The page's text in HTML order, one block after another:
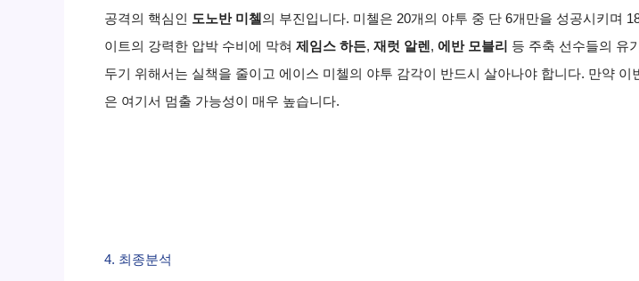
공격의 핵심인 도노반 미첼 의 부진입니다. 미첼은 20개의 야투 중 단 6개만을 성공시키며
이트의 강력한 압박 수비에 막혀 제임스 하든, 재럿 알렌, 에반 모블리 등 주축 선수들의 유
두기 위해서는 실책을 줄이고 에이스 미첼의 야투 감각이 반드시 살아나야 합니다. 만약
은 여기서 멈출 가능성이 매우 높습니다.
4. 최종분석